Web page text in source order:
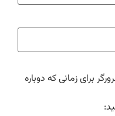
برای زمانی که دوباره